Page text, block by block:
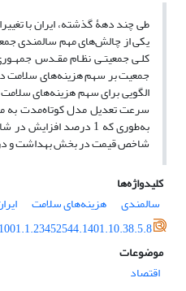
طی چند دهۀ گذشته، ایران با
یکی از چالش‌های مهم سالمندی
کلـی جمعیتـی نظـام مقـدس
الگویی برای سهم هزینه‌های
سرعت تعدیل مدل کوتاه‌مدت به
شاخص قیمت در بخش بهداشت و درمان و
کلیدواژه‌ها
سالمندی
هزینه‌های سلامت
موضوعات
اقتصاد